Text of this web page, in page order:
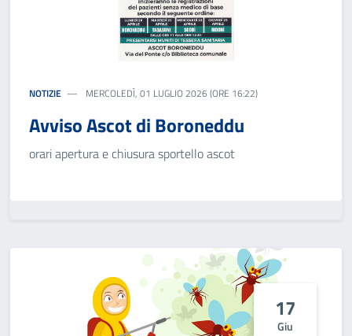
NOTIZIE MERCOLEDÌ, 01 LUGLIO 2026 (ORE 16:22)
Avviso Ascot di Boroneddu
orari apertura e chiusura sportello ascot
17
Giu